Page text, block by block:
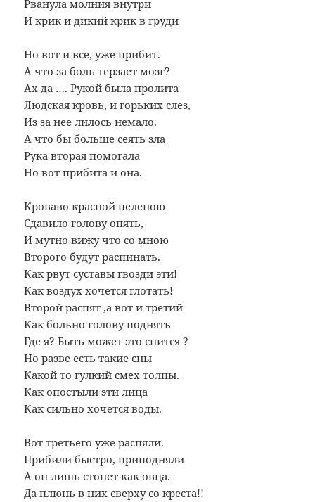
Рванула молния внутри
И крик и дикий крик в груди
Но вот и все, уже прибит.
А что за боль терзает мозг?
Ах да …. Рукой была пролита
Людская кровь, и горьких слез,
Из за нее лилось немало.
А что бы больше сеять зла
Рука вторая помогала
Но вот прибита и она.
Кроваво красной пеленою
Сдавило голову опять,
И мутно вижу что со мною
Второго будут распинать.
Как рвут суставы гвозди эти!
Как воздух хочется глотать!
Второй распят ,а вот и третий
Как больно голову поднять
Где я? Быть может это снится ?
Но разве есть такие сны
Какой то гулкий смех толпы.
Как опостыли эти лица
Как сильно хочется воды.
Вот третьего уже распяли.
Прибили быстро, приподняли
А он лишь стонет как овца.
Да плюнь в них сверху со креста!!